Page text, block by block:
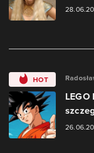
HOT